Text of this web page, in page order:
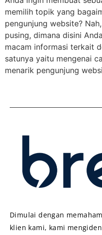
memilih topik yang
pengunjung website?
pusing, dimana disini
macam informasi terkait
satunya yaitu mengenai
menarik pengunjung
Dimulai dengan
klien kami, kami